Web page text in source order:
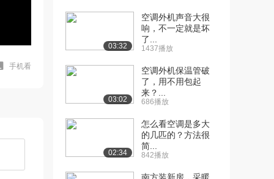
手机看
03:32
空调外机声音大很
响，不一定就是坏
了...
1437播放
03:02
空调外机保温管破
了，用不用包起
来？...
686播放
02:34
怎么看空调是多大
的几匹的？方法很
简...
842播放